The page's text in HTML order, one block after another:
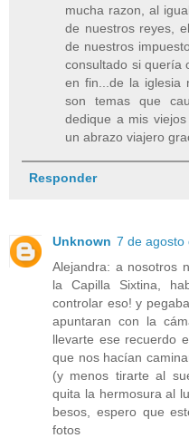
mucha razon, al
de nuestros reyes,
de nuestros
consultado si quería
en fin...de la iglesia
son temas que
dedique a mis
un abrazo viajero
Responder
Unknown 7 de agosto
Alejandra: a nosotros
la Capilla Sixtina,
controlar eso! y
apuntaran con la
llevarte ese recuerdo
que nos hacían
(y menos tirarte al
quita la hermosura al
besos, espero que
fotos